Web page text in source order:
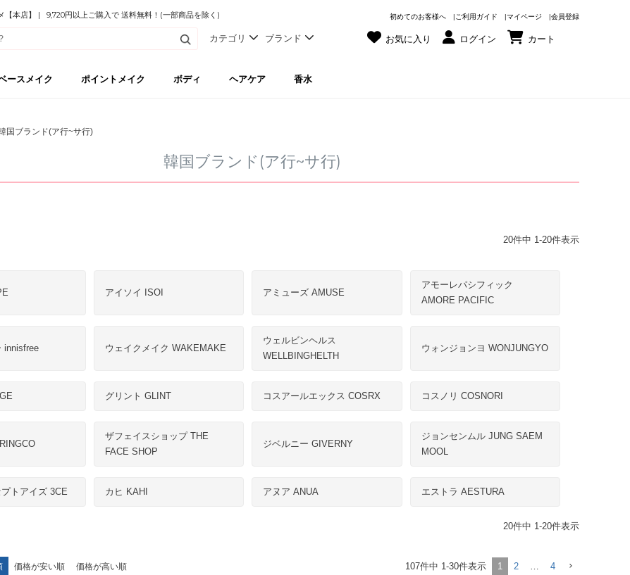
【本店】 | 9,720円以上ご購入で 送料無料！(一部商品を除く) 初めてのお客様へ ご利用ガイド マイページ 会員登録
カテゴリ ブランド お気に入り ログイン カート
ースメイク ポイントメイク ボディ ヘアケア 香水
国ブランド(ア行~サ行)
韓国ブランド(ア行~サ行)
20件中 1-20件表示
アイソイ ISOI アミューズ AMUSE
アモーレパシフィック
AMORE PACIFIC
innisfree ウェイクメイク WAKEMAKE
ウェルビンヘルス
WELLBINGHELTH
ウォンジョンヨ WONJUNGYO
グリント GLINT コスアールエックス COSRX コスノリ COSNORI
ザフェイスショップ THE
FACE SHOP
ジベルニー GIVERNY
ジョンセンムル JUNG SAEM
MOOL
トアイズ 3CE カヒ KAHI アヌア ANUA エストラ AESTURA
20件中 1-20件表示
価格が安い順 価格が高い順 107件中 1-30件表示 1 2 4